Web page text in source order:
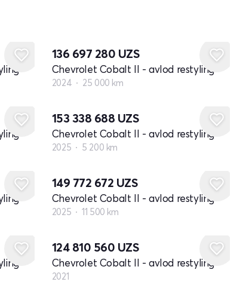
136 697 280 UZS
Chevrolet Cobalt II - avlod restyling
2024 25 000 km
153 338 688 UZS
Chevrolet Cobalt II - avlod restyling
2025 5 200 km
149 772 672 UZS
Chevrolet Cobalt II - avlod restyling
2025 11 500 km
124 810 560 UZS
Chevrolet Cobalt II - avlod restyling
2021